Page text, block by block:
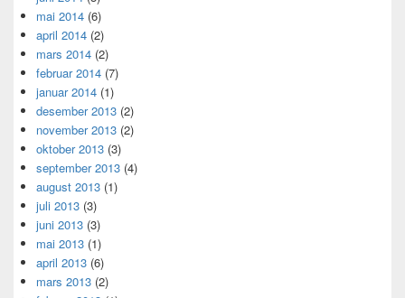
mai 2014 (6)
april 2014 (2)
mars 2014 (2)
februar 2014 (7)
januar 2014 (1)
desember 2013 (2)
november 2013 (2)
oktober 2013 (3)
september 2013 (4)
august 2013 (1)
juli 2013 (3)
juni 2013 (3)
mai 2013 (1)
april 2013 (6)
mars 2013 (2)